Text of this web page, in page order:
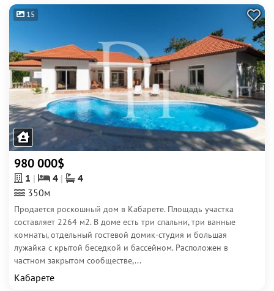
15
980 000$
1 4
4
350м
Продается роскошный дом в Кабарете. Площадь участка
составляет 2264 м2. В доме есть три спальни, три ванные
комнаты, отдельный гостевой домик-студия и большая
лужайка с крытой беседкой и бассейном. Расположен в
частном закрытом сообществе,...
Кабарете